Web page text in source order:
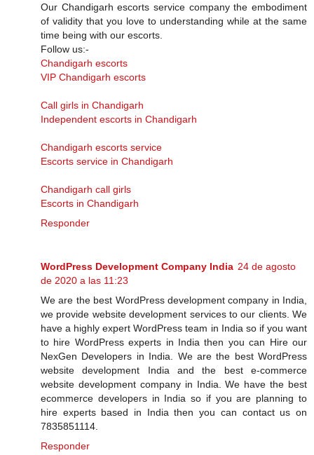
Our Chandigarh escorts service company the embodiment
of validity that you love to understanding while at the same
time being with our escorts.
Follow us:-
Chandigarh escorts
VIP Chandigarh escorts
Call girls in Chandigarh
Independent escorts in Chandigarh
Chandigarh escorts service
Escorts service in Chandigarh
Chandigarh call girls
Escorts in Chandigarh
Responder
WordPress Development Company India 24 de agosto
de 2020 a las 11:23
We are the best WordPress development company in India,
we provide website development services to our clients. We
have a highly expert WordPress team in India so if you want
to hire WordPress experts in India then you can Hire our
NexGen Developers in India. We are the best WordPress
website development India and the best e-commerce
website development company in India. We have the best
ecommerce developers in India so if you are planning to
hire experts based in India then you can contact us on
7835851114.
Responder